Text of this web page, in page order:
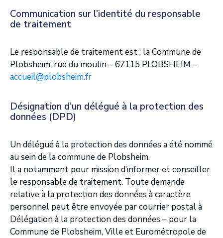
Communication sur l’identité du responsable
de traitement
Le responsable de traitement est : la Commune de
Plobsheim, rue du moulin – 67115 PLOBSHEIM –
accueil@plobsheim.fr
Désignation d’un délégué à la protection des
données (DPD)
Un délégué à la protection des données a été nommé
au sein de la commune de Plobsheim.
Il a notamment pour mission d’informer et conseiller
le responsable de traitement. Toute demande
relative à la protection des données à caractère
personnel peut être envoyée par courrier postal à
Délégation à la protection des données – pour la
Commune de Plobsheim, Ville et Eurométropole de